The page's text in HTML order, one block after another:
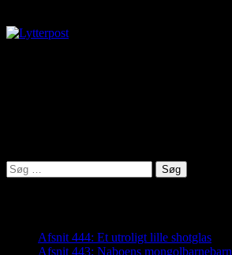
Søg
efter:
Afsnit 444: Et utroligt lille shotglas
Afsnit 443: Naboens mongolbarnebarn